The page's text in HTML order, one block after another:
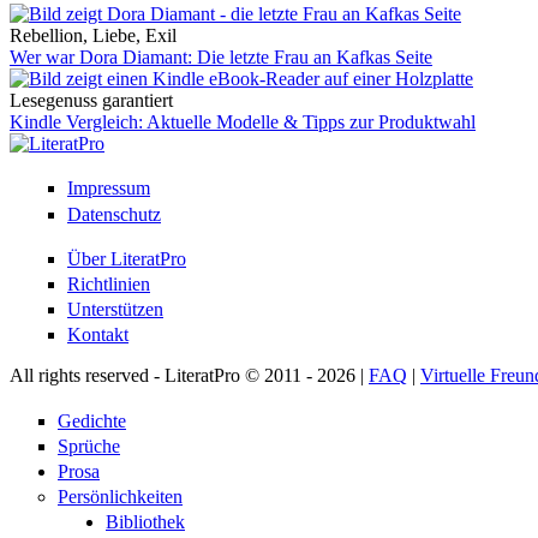
Rebellion, Liebe, Exil
Wer war Dora Diamant: Die letzte Frau an Kafkas Seite
Lesegenuss garantiert
Kindle Vergleich: Aktuelle Modelle & Tipps zur Produktwahl
Impressum
Datenschutz
Über LiteratPro
Richtlinien
Unterstützen
Kontakt
All rights reserved - LiteratPro © 2011 - 2026 | FAQ | Virtuelle
Gedichte
Sprüche
Prosa
Persönlichkeiten
Bibliothek